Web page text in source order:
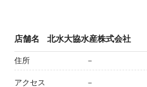
店舗名 北水大協水産株式会社
住所 －
アクセス －